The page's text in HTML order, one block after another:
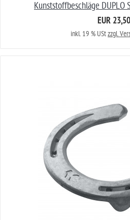
Kunststoffbeschläge DUPLO
EUR 23,50
inkl. 19 % UStzzgl.